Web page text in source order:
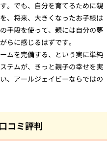
。でも、自分を育てるために親
、将来、大きくなったお子様は
手段を使って、親には自分の夢
らに感じるはずです。
ムを完備する、という実に単純
テムが、きっと親子の幸せを実
、アールジェイビーならではの
コミ評判